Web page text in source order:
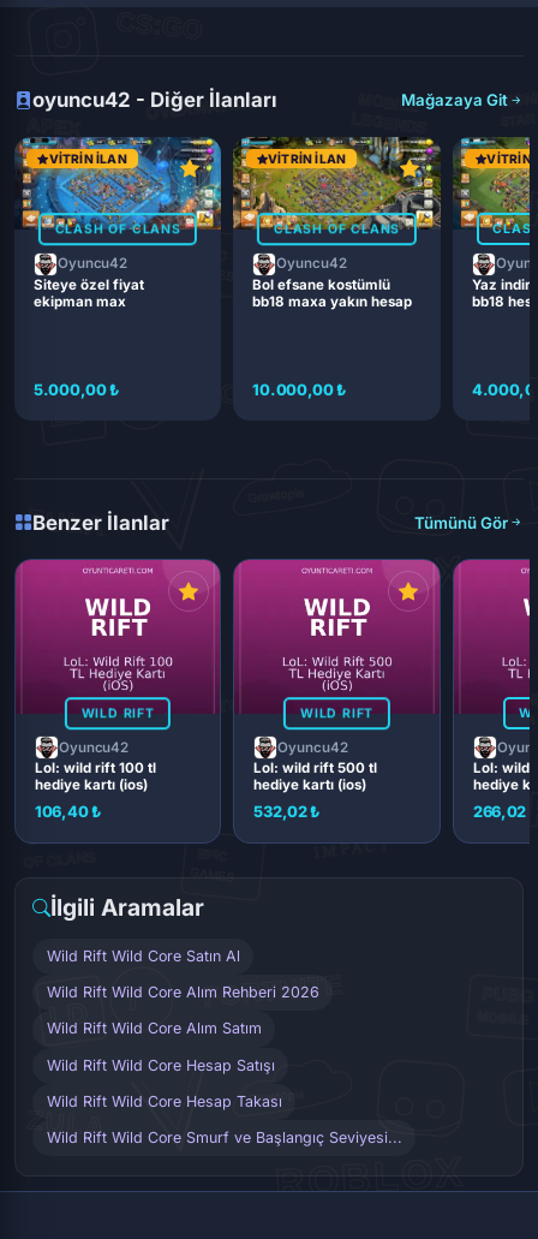
oyuncu42 - Diğer İlanları Mağazaya Git
VITRIN İLAN
CLASH OF CLANS
Oyuncu42
Siteye özel fiyat
ekipman max
5.000,00 ₺
VITRIN İLAN
CLASH OF CLANS
Oyuncu42
Bol efsane kostümlü
bb18 maxa yakın hesap
10.000,00 ₺
VITRIN
Yaz
bb18
Benzer İlanlar Tümünü Gör
WILD RIFT
Oyuncu42
Lol: wild rift 100 tl
hediye kartı (ios)
106,40 ₺
WILD RIFT
Oyuncu42
Lol: wild rift 500 tl
hediye kartı (ios)
532,02 ₺
Lol: wild
hediye
266,02
İlgili Aramalar
Wild Rift Wild Core Satın Al
Wild Rift Wild Core Alım Rehberi 2026
Wild Rift Wild Core Alım Satım
Wild Rift Wild Core Hesap Satışı
Wild Rift Wild Core Hesap Takası
Wild Rift Wild Core Smurf ve Başlangıç Seviyesi...